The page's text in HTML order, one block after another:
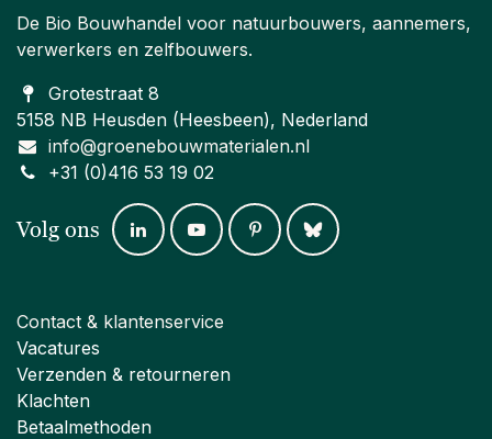
De Bio Bouwhandel voor natuurbouwers, aannemers,
verwerkers en zelfbouwers.
Grotestraat 8
5158 NB Heusden (Heesbeen), Nederland
info@groenebouwmaterialen.nl
+31 (0)416 53 19 02
Volg ons
Contact & klantenservice
Vacatures
Verzenden & retourneren
Klachten
Betaalmethoden